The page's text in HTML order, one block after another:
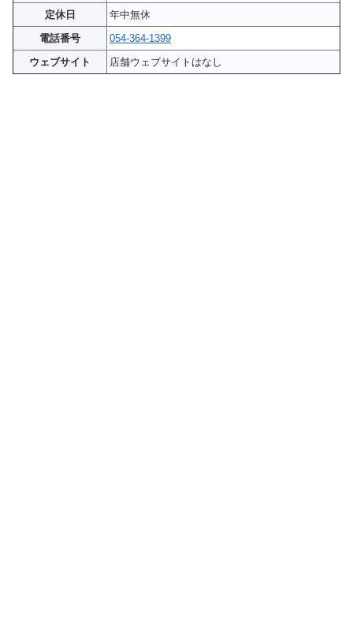
定休日
年中無休
電話番号
054-364-1399
ウェブサイト
店舗ウェブサイトはなし